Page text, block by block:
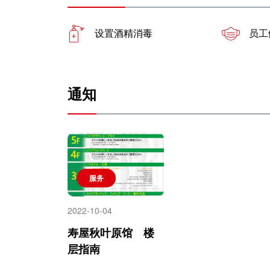
设置酒精消毒 员
通知
服务
2022-10-04
寿屋秋叶原馆 楼
层指南